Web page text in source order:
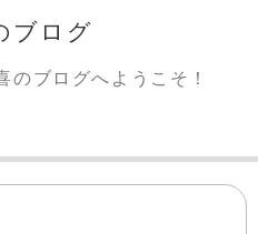
ブログ
のブログへようこそ！